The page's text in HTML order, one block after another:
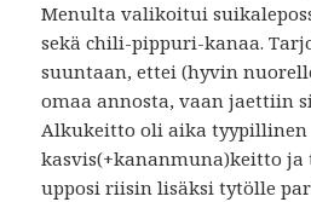
Menulta valikoitui
sekä chili-pippuri-kanaa.
suuntaan, ettei (hyvin
omaa annosta, vaan jaettiin
Alkukeitto oli aika tyypillinen
kasvis(+kananmuna)keitto
upposi riisin lisäksi tytölle